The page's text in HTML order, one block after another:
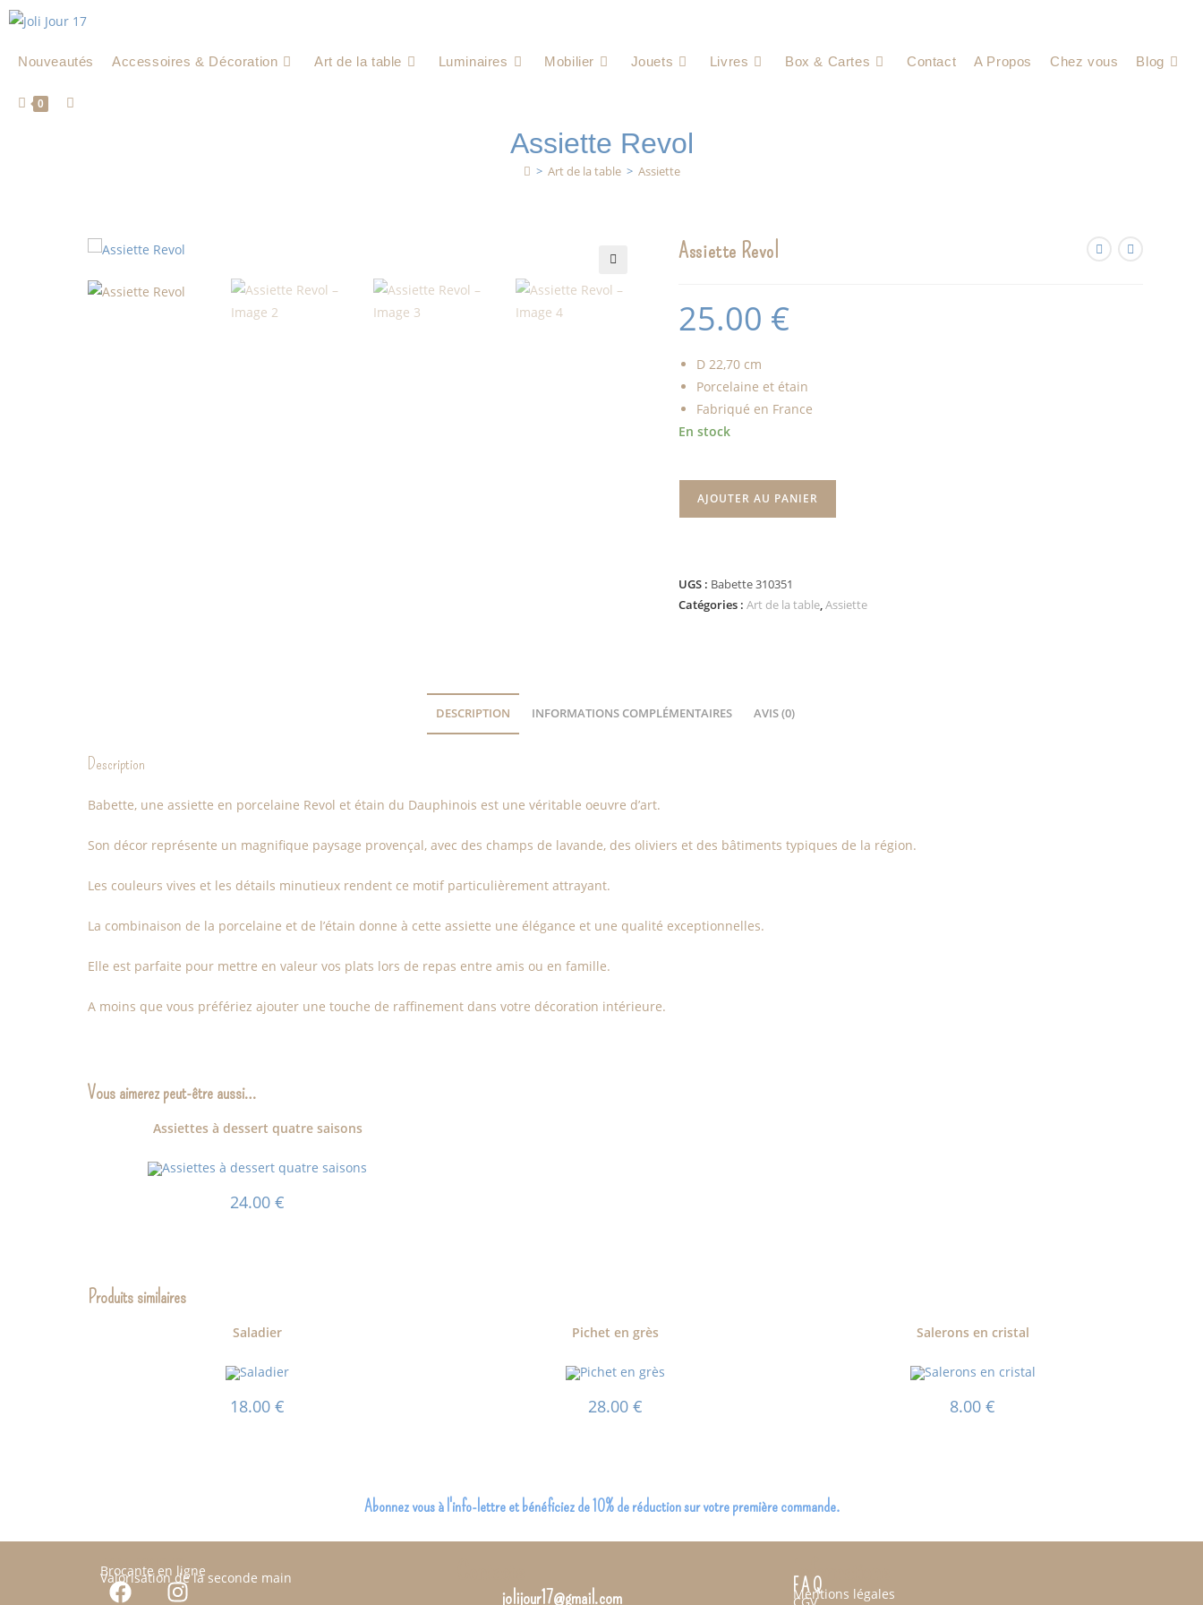
Nouveautés Accessoires & Décoration Art de la table Luminaires Mobilier Jouets Livres Box & Cartes Contact A Propos Chez vous Blog
0
Assiette Revol
> Art de la table > Assiette
🔍
Assiette Revol
25.00 €
D 22,70 cm
Porcelaine et étain
Fabriqué en France
En stock
AJOUTER AU PANIER
UGS : Babette 310351
Catégories :Art de la table,Assiette
DESCRIPTION INFORMATIONS COMPLÉMENTAIRES AVIS (0)
Description
Babette, une assiette en porcelaine Revol et étain du Dauphinois est une véritable oeuvre d’art.
Son décor représente un magnifique paysage provençal, avec des champs de lavande, des oliviers et des bâtiments typiques de la région.
Les couleurs vives et les détails minutieux rendent ce motif particulièrement attrayant.
La combinaison de la porcelaine et de l’étain donne à cette assiette une élégance et une qualité exceptionnelles.
Elle est parfaite pour mettre en valeur vos plats lors de repas entre amis ou en famille.
A moins que vous préfériez ajouter une touche de raffinement dans votre décoration intérieure.
Vous aimerez peut-être aussi…
Assiettes à dessert quatre saisons
24.00€
Produits similaires
Saladier
18.00€
Pichet en grès
28.00 €
Salerons en cristal
8.00€
Abonnez vous à l'info-lettre et bénéficiez de 10% de réduction sur votre première commande.
JOLI JOUR 17
Brocante en ligne
Valorisation de la seconde main
jolijour17@gmail.com
Informations
F A Q
Mentions légales
CGV